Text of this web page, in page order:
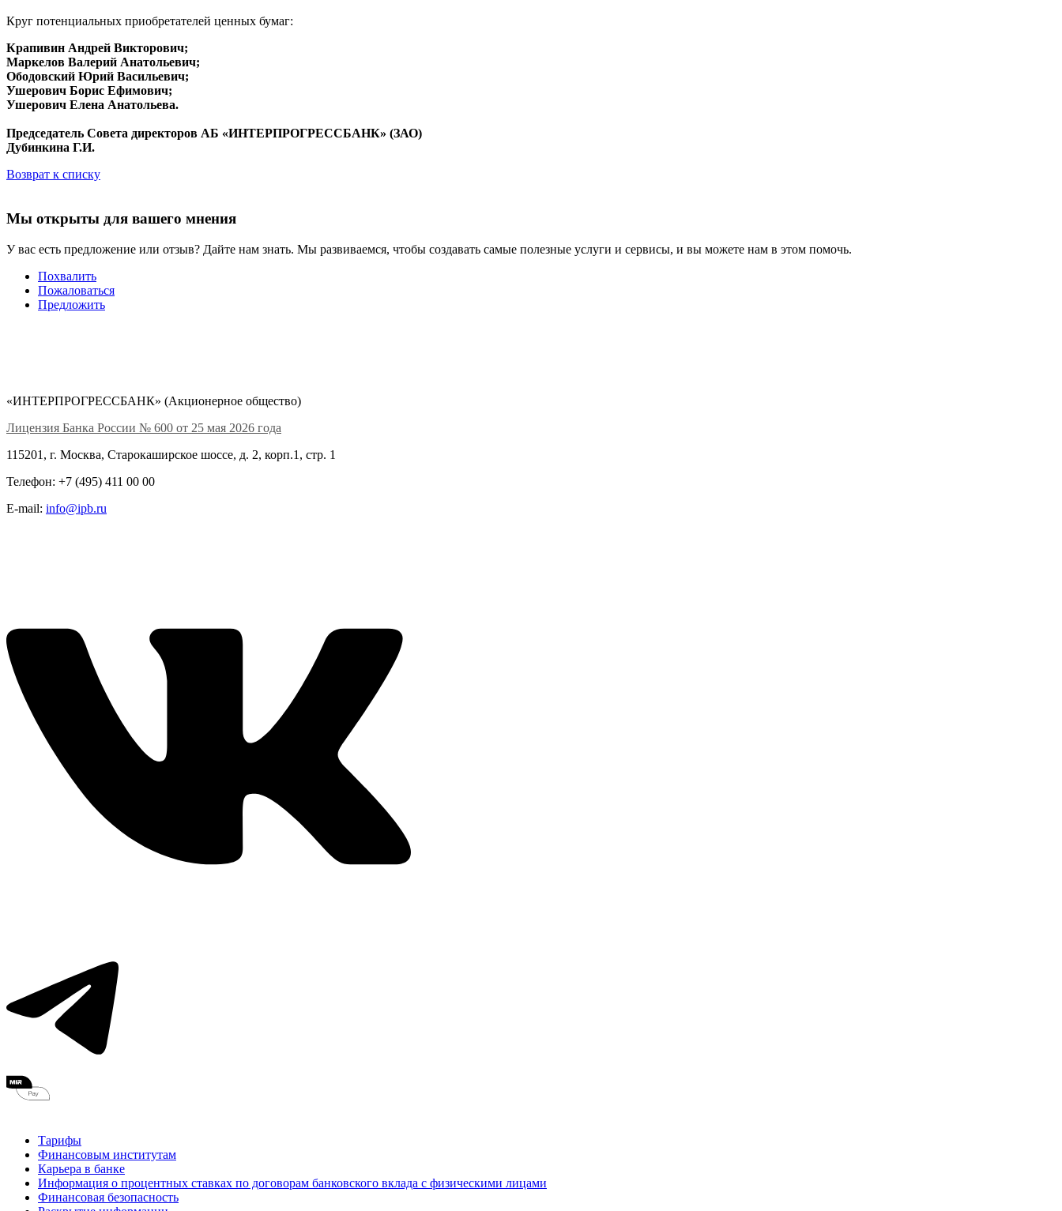
Круг потенциальных приобретателей ценных бумаг:
Крапивин Андрей Викторович;
Маркелов Валерий Анатольевич;
Ободовский Юрий Васильевич;
Ушерович Борис Ефимович;
Ушерович Елена Анатольева.
Председатель Совета директоров АБ «ИНТЕРПРОГРЕССБАНК» (ЗАО)
Дубинкина Г.И.
Возврат к списку
Мы открыты для вашего мнения
У вас есть предложение или отзыв? Дайте нам знать. Мы развиваемся, чтобы создавать самые полезные услуги и сервисы, и вы можете нам в этом помочь.
Похвалить
Пожаловаться
Предложить
«ИНТЕРПРОГРЕССБАНК» (Акционерное общество)
Лицензия Банка России № 600 от 25 мая 2026 года
115201, г. Москва, Старокаширское шоссе, д. 2, корп.1, стр. 1
Телефон: +7 (495) 411 00 00
E-mail: info@ipb.ru
Тарифы
Финансовым институтам
Карьера в банке
Информация о процентных ставках по договорам банковского вклада с физическими лицами
Финансовая безопасность